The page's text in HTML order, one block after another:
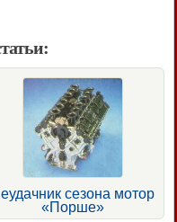
сезона мотор
«Порше»